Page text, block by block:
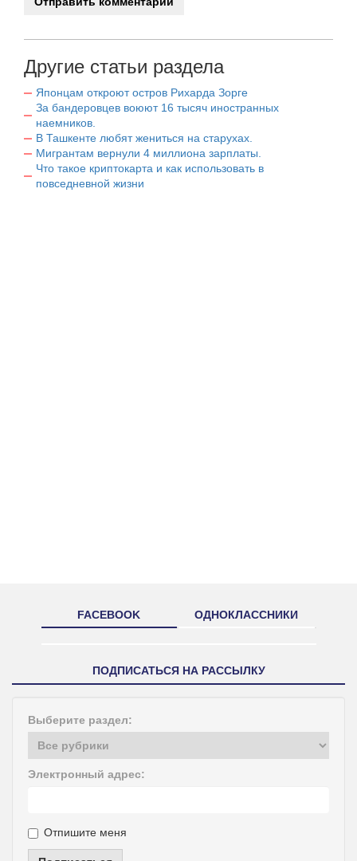
Другие статьи раздела
Японцам откроют остров Рихарда Зорге
За бандеровцев воюют 16 тысяч иностранных
наемников.
В Ташкенте любят жениться на старухах.
Мигрантам вернули 4 миллиона зарплаты.
Что такое криптокарта и как использовать в
повседневной жизни
FACEBOOK ОДНОКЛАССНИКИ
ПОДПИСАТЬСЯ НА РАССЫЛКУ
Выберите раздел:
Электронный адрес:
Отпишите меня